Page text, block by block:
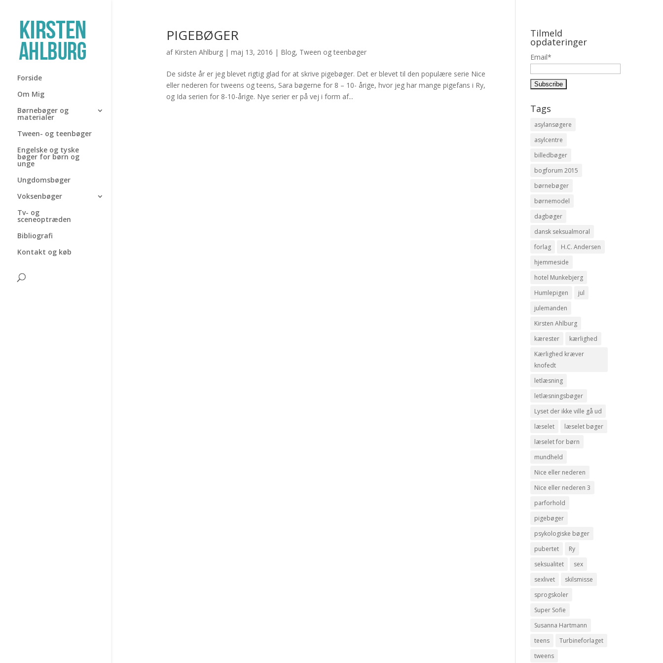
Forside
Om Mig
Børnebøger og
materialer
Tween- og teenbøger
Engelske og tyske
bøger for børn og
unge
Ungdomsbøger
Voksenbøger
Tv- og
sceneoptræden
Bibliografi
Kontakt og køb
PIGEBØGER
af Kirsten Ahlburg| maj 13, 2016 | Blog, Tween og teenbøger
De sidste år er jeg blevet rigtig glad for at skrive pigebøger. Det er blevet til den populære serie Nice
eller nederen for tweens og teens, Sara bøgerne for 8 – 10- årige, hvor jeg har mange pigefans i Ry,
og Ida serien for 8-10-årige. Nye serier er på vej i form af...
Tilmeld
opdateringer
Email*
Tags
asylansøgere
asylcentre
billedbøger
bogforum 2015
børnebøger
børnemodel
dagbøger
dansk seksualmoral
forlag
H.C. Andersen
hjemmeside
hotel Munkebjerg
Humlepigen
jul
julemanden
Kirsten Ahlburg
kærester
kærlighed
Kærlighed kræver
knofedt
letlæsning
letlæsningsbøger
Lyset der ikke ville gå ud
læselet
læselet bøger
læselet for børn
mundheld
Nice eller nederen
Nice eller nederen 3
parforhold
pigebøger
psykologiske bøger
pubertet
Ry
seksualitet
sex
sexlivet
skilsmisse
sprogskoler
Super Sofie
Susanna Hartmann
teens
Turbineforlaget
tweens